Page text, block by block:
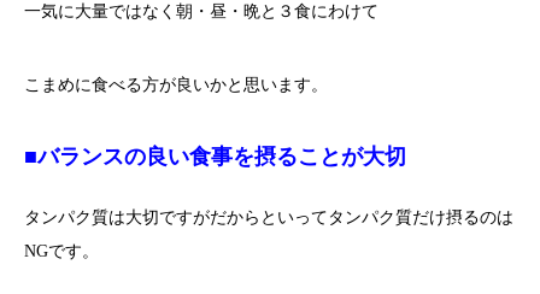
一気に大量ではなく朝・昼・晩と３食にわけて
こまめに食べる方が良いかと思います。
■バランスの良い食事を摂ることが大切
タンパク質は大切ですがだからといってタンパク質だけ摂るのは
NGです。